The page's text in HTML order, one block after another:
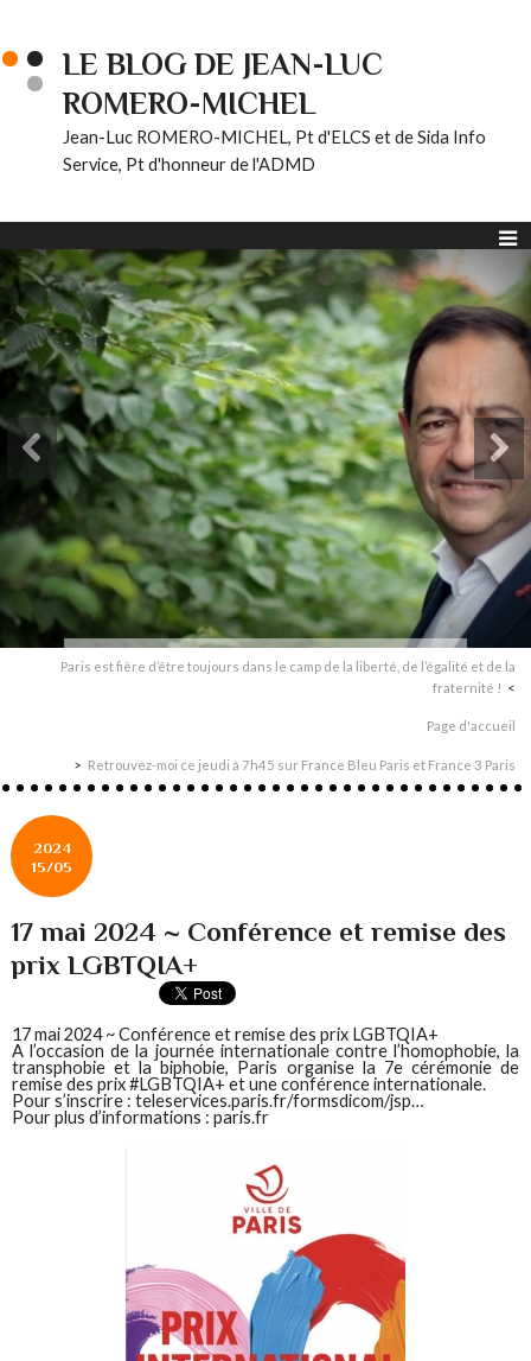
LE BLOG DE JEAN-LUC
ROMERO-MICHEL
Jean-Luc ROMERO-MICHEL, Pt d'ELCS et de Sida Info
Service, Pt d'honneur de l'ADMD
Paris est fière d’être toujours dans le camp de la liberté, de l’égalité et de la
fraternité !
Page d'accueil
Retrouvez-moi ce jeudi à 7h45 sur France Bleu Paris et France 3 Paris
2024
15/05
17 mai 2024 ~ Conférence et remise des
prix LGBTQIA+
17 mai 2024 ~ Conférence et remise des prix LGBTQIA+
A l’occasion de la journée internationale contre l’homophobie, la
transphobie et la biphobie, Paris organise la 7e cérémonie de
remise des prix #LGBTQIA+ et une conférence internationale.
Pour s’inscrire : teleservices.paris.fr/formsdicom/jsp…
Pour plus d’informations : paris.fr